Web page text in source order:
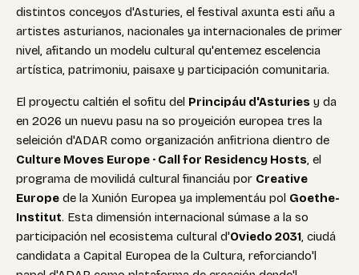
distintos conceyos d'Asturies, el festival axunta esti añu a
artistes asturianos, nacionales ya internacionales de primer
nivel, afitando un modelu cultural qu'entemez escelencia
artística, patrimoniu, paisaxe y participación comunitaria.
El proyectu caltién el sofitu del Principáu d'Asturies y da
en 2026 un nuevu pasu na so proyeición europea tres la
seleición d'ADAR como organización anfitriona dientro de
Culture Moves Europe · Call for Residency Hosts, el
programa de movilidá cultural financiáu por Creative
Europe de la Xunión Europea ya implementáu pol Goethe-
Institut. Esta dimensión internacional súmase a la so
participación nel ecosistema cultural d'Oviedo 2031, ciudá
candidata a Capital Europea de la Cultura, reforciando'l